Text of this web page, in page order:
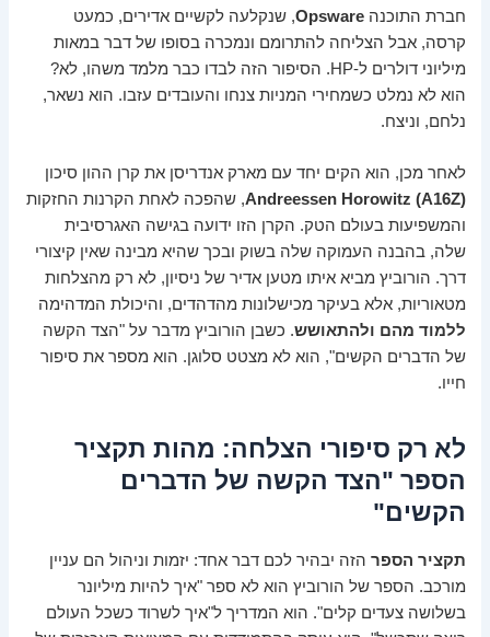
חברת התוכנהOpsware, שנקלעה לקשיים אדירים, כמעט
קרסה, אבל הצליחה להתרומם ונמכרה בסופו של דבר במאות
מיליוני דולרים ל-HP. הסיפור הזה לבדו כבר מלמד משהו, לא?
הוא לא נמלט כשמחירי המניות צנחו והעובדים עזבו. הוא נשאר,
נלחם, וניצח.
לאחר מכן, הוא הקים יחד עם מארק אנדריסן את קרן ההון סיכון
Andreessen Horowitz (A16Z), שהפכה לאחת הקרנות החזקות
והמשפיעות בעולם הטק. הקרן הזו ידועה בגישה האגרסיבית
שלה, בהבנה העמוקה שלה בשוק ובכך שהיא מבינה שאין קיצורי
דרך. הורוביץ מביא איתו מטען אדיר של ניסיון, לא רק מהצלחות
מטאוריות, אלא בעיקר מכישלונות מהדהדים, והיכולת המדהימה
ללמוד מהם ולהתאושש. כשבן הורוביץ מדבר על "הצד הקשה
של הדברים הקשים", הוא לא מצטט סלוגן. הוא מספר את סיפור
חייו.
לא רק סיפורי הצלחה: מהות תקציר
הספר "הצד הקשה של הדברים
הקשים"
תקציר הספר הזה יבהיר לכם דבר אחד: יזמות וניהול הם עניין
מורכב. הספר של הורוביץ הוא לא ספר "איך להיות מיליונר
בשלושה צעדים קלים". הוא המדריך ל"איך לשרוד כשכל העולם